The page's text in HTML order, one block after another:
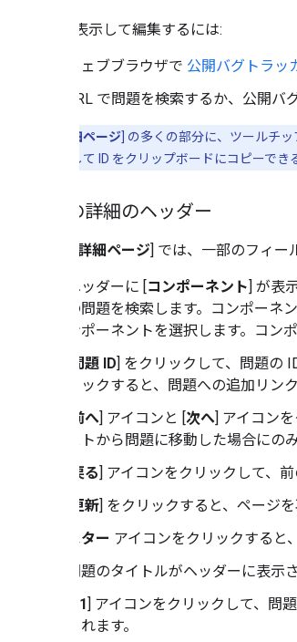
問題を表示して編集するには:
ウェブブラウザで 公開バグトラッ
URL で問題を検索するか、公開バ
問題の詳細ページ ] の多くの部分に、ツールチ
ボタンを使用して ID をクリップボードにコピーでき
問題の詳細のヘッダー
問題の詳細ページ] では、一部のフィー
ヘッダーに [コンポーネント] が表
の問題を検索します。コンポー
ンポーネントを選択します。コン
問題 ID] をクリックして、問題の
リックすると、問題への追加リン
前へ] アイコンと [次へ] アイコン
ストから問題に移動した場合にの
戻る] アイコンをクリックして、
更新] をクリックすると、ページを
スター アイコンをクリックすると
問題のタイトルがヘッダーに表示
+1] アイコンをクリックして、問
されます。